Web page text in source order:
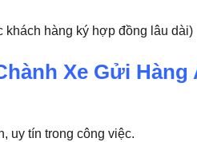
khách hàng ký hợp đồng lâu dài)
Xe Gửi Hàng
uy tín trong công việc.